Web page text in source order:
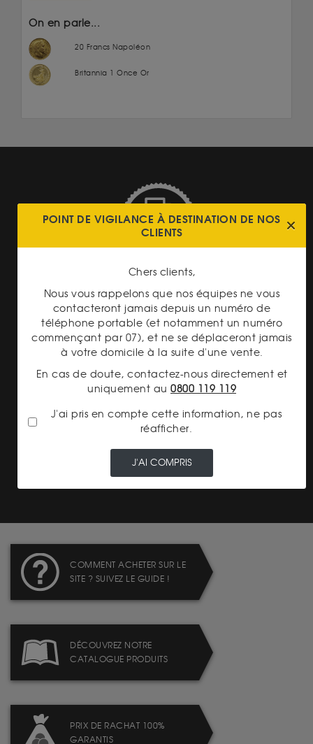
On en parle...
20 Francs Napoléon
Britannia 1 Once Or
PAIEMENT SECURISÉ
TRANSPARENCE DES
PRIX
COMMENT ACHETER SUR LE
SITE ? SUIVEZ LE GUIDE !
DÉCOUVREZ NOTRE
CATALOGUE PRODUITS
PRIX DE RACHAT 100%
GARANTIS
POINT DE VIGILANCE À DESTINATION DE NOS
CLIENTS
Chers clients,
Nous vous rappelons que nos équipes ne vous
contacteront jamais depuis un numéro de
téléphone portable (et notamment un numéro
commençant par 07), et ne se déplaceront jamais
à votre domicile à la suite d'une vente.
En cas de doute, contactez-nous directement et
uniquement au 0800 119 119
J'ai pris en compte cette information, ne pas
réafficher.
J'AI COMPRIS